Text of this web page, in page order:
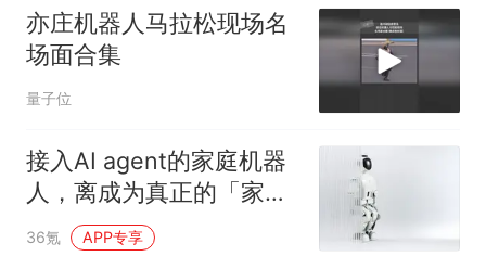
亦庄机器人马拉松现场名
场面合集
量子位
接入AI agent的家庭机器
人，离成为真正的「家
人」还差什么？
36氪 APP专享